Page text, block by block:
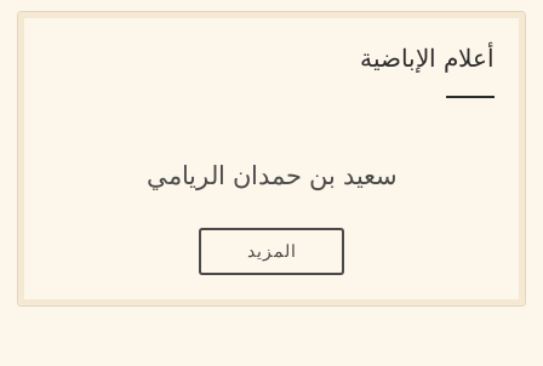
أعلام الإباضية
سعيد بن حمدان الريامي
المزيد